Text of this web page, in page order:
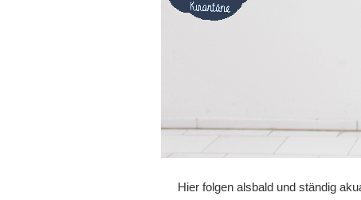
Hier folgen alsbald und ständig